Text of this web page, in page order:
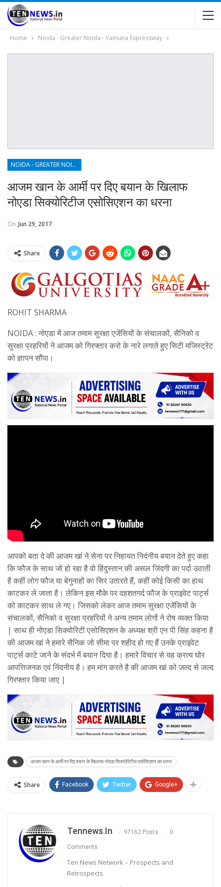
Home Noida - Greater Noida - Yamuna Expressway
NOIDA - GREATER NOIDA - YAMUNA EXPRESSWAY
आजम खान के आर्मी पर दिए बयान के खिलाफ
नोएडा सिक्योरिटीज एसोसिएशन का धरना
On Jun 29, 2017
Share
ROHIT SHARMA
NOIDA : नोएडा में आज तमाम सुरक्षा एजेंसियों के संचालकों, सैनिको व
सुरक्षा प्रहरियों ने आजम को गिरफ्तार करो के नारे लगाते हुए सिटी मजिस्ट्रेट
को ज्ञापन सौंपा।
आपको बता दे की आजम खां ने सेना पर निहायत निदंनीय बयान देते हुए कहा
कि फौज के साथ जो हो रहा है वो हिंदुस्तान की असल जिंदगी का पर्दा उठाती
है कहीं लोग फौज या बेगुनाहों का सिर उतारते हैं, कहीं कोई किसी का हाथ
काटकर ले जाता है। लेकिन इस मौके पर दहशतगर्द फौज के प्राइवेट पार्ट्स
को काटकर साथ ले गए। जिसको लेकर आज तमाम सुरक्षा एजेंसियों के
संचालकों, सैनिको व सुरक्षा प्रहरियों ने अन्य तमाम लोगों ने रोष व्यक्त किया
| साथ ही नोएडा सिक्योरिटी एसोसिएशन के अध्यक्ष श्री एन पी सिंह कहना है
की आजम खां ने हमारे सैनिक जो सीमा पर शहीद हो गए हैं उनके प्राइवेट
पार्ट्स काटे जाने के संदर्भ में बयान दिया है। हमारे विचार से यह क्रत्य घोर
आपत्तिजनक एवं निंदनीय है। हम मांग करते है की आजम खां को जल्द से जल्द
गिरफ्तार किया जाए |
आजम खान के आर्मी पर दिए बयान के खिलाफ नोएडा सिक्योरिटीज एसोसिएशन का धरना
Share Facebook Twitter Google+
Tennews.in 97162 Posts 0
Comments
Ten News Network – Prospects and
Retrospects